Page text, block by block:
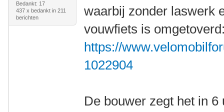
Bedankt: 17
437 x bedankt in 211
berichten
waarbij zonder laswerk
vouwfiets is
https://
1022904
De bouwer zegt het in